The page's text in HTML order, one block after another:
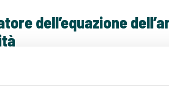
dell’equazione
e di quanto grave e catastrofico potrebbe
ciò accadesse?”).